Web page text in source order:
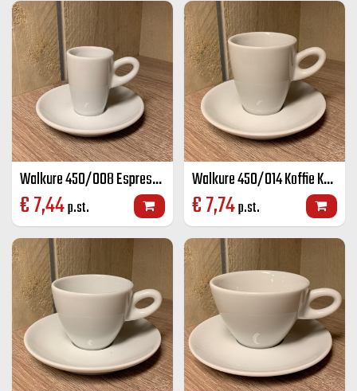
Walkure 450/008 Espresso K+S wit 8 cl
€7,44p.st.
Walkure 450/014 Koffie K+S wit 14 cl
€7,74p.st.